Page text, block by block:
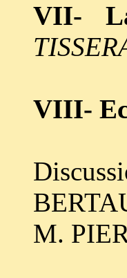
VII-
VIII-
M.